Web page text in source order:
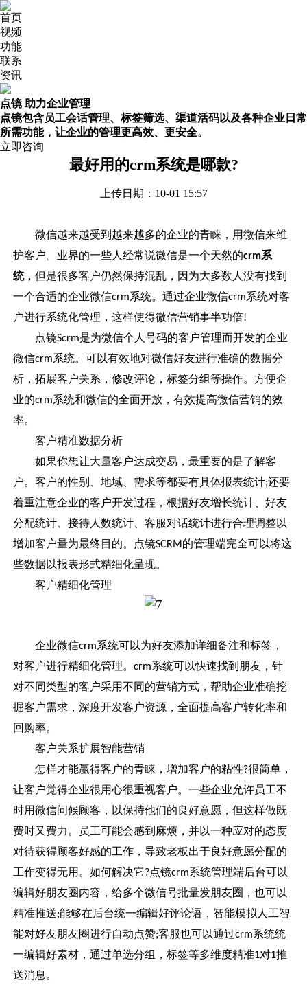
首页
视频
功能
联系
资讯
点镜 助力企业管理
点镜包含员工会话管理、标签筛选、渠道活码以及各种企业日常
所需功能，让企业的管理更高效、更安全。
立即咨询
最好用的crm系统是哪款?
上传日期：10-01 15:57
微信越来越受到越来越多的企业的青睐，用微信来维
护客户。业界的一些人经常说微信是一个天然的crm系
统，但是很多客户仍然保持混乱，因为大多数人没有找到
一个合适的企业微信crm系统。通过企业微信crm系统对客
户进行系统化管理，这样使得微信营销事半功倍!
点镜Scrm是为微信个人号码的客户管理而开发的企业
微信crm系统。可以有效地对微信好友进行准确的数据分
析，拓展客户关系，修改评论，标签分组等操作。方便企
业的crm系统和微信的全面开放，有效提高微信营销的效
率。
客户精准数据分析
如果你想让大量客户达成交易，最重要的是了解客
户。客户的性别、地域、需求等都要有具体报表统计;还要
着重注意企业的客户开发过程，根据好友增长统计、好友
分配统计、接待人数统计、客服对话统计进行合理调整以
增加客户量为最终目的。点镜SCRM的管理端完全可以将这
些数据以报表形式精细化呈现。
客户精细化管理
企业微信crm系统可以为好友添加详细备注和标签，
对客户进行精细化管理。crm系统可以快速找到朋友，针
对不同类型的客户采用不同的营销方式，帮助企业准确挖
掘客户需求，深度开发客户资源，全面提高客户转化率和
回购率。
客户关系扩展智能营销
怎样才能赢得客户的青睐，增加客户的粘性?很简单，
让客户觉得企业很用心很重视客户。一些企业允许员工不
时用微信问候顾客，以保持他们的良好意愿，但这样做既
费时又费力。员工可能会感到麻烦，并以一种应对的态度
对待获得顾客好感的工作，导致老板出于良好意愿分配的
工作变得无用。如何解决它?点镜crm系统管理端后台可以
编辑好朋友圈内容，给多个微信号批量发朋友圈，也可以
精准推送;能够在后台统一编辑好评论语，智能模拟人工智
能对好友朋友圈进行自动点赞;客服也可以通过crm系统统
一编辑好素材，通过单选分组，标签等多维度精准1对1推
送消息。